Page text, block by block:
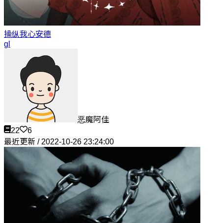
操纵我心安德
gl
恶魔阿佳
22
6
最近更新 / 2022-10-26 23:24:00